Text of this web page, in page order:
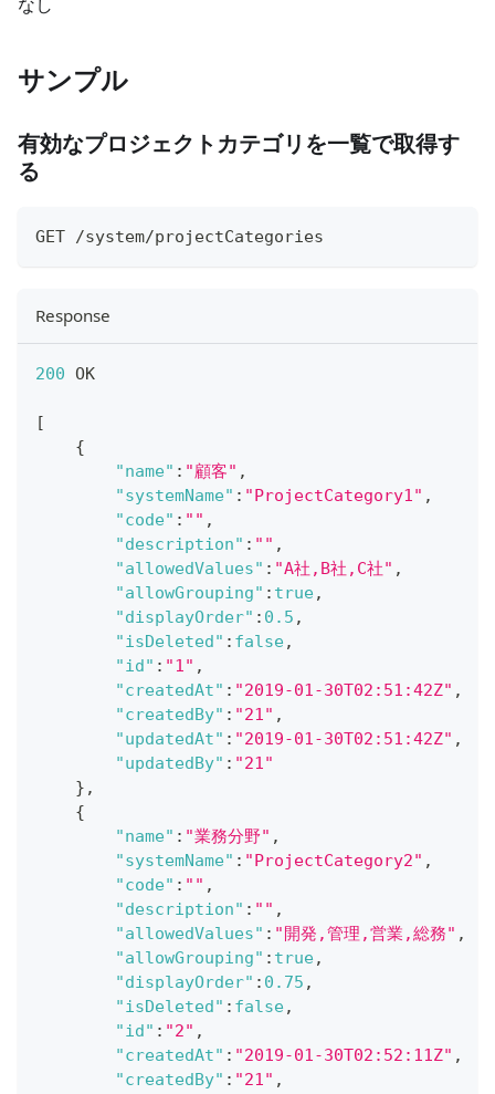
サンプル
有効なプロジェクトカテゴリを一覧で取得す
る
GET /system/projectCategories
Response
200 OK
[
{
"name" : "顧客" ,
"systemName" : "ProjectCategory1" ,
"code" : "" ,
"description" : "" ,
"allowedValues" : "A社,B社,C社" ,
"allowGrouping" : true,
"displayOrder" : 0.5 ,
"isDeleted" : false,
"id" : "1" ,
"createdAt" : "2019-01-30T02:51:42Z" ,
"createdBy" : "21" ,
"updatedAt" : "2019-01-30T02:51:42Z" ,
"updatedBy" : "21"
} ,
{
"name" : "業務分野" ,
"systemName" : "ProjectCategory2" ,
"code" : "" ,
"description" : "" ,
"allowedValues" : "開発,管理,営業,総務" ,
"allowGrouping" : true,
"displayOrder" : 0.75 ,
"isDeleted" : false,
"id" : "2" ,
"createdAt" : "2019-01-30T02:52:11Z" ,
"createdBy" : "21" ,